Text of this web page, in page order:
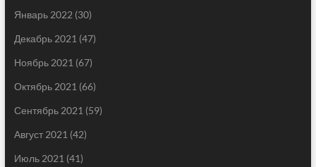
Январь 2022 (30)
Декабрь 2021 (47)
Ноябрь 2021 (67)
Октябрь 2021 (66)
Сентябрь 2021 (59)
Август 2021 (42)
Июль 2021 (41)